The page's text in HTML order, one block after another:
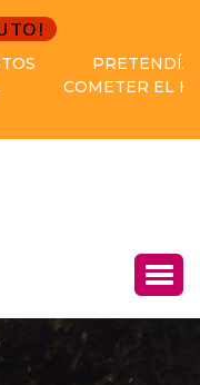
DESPUÉS DE
DE CAPTURAS